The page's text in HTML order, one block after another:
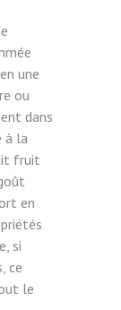
une
ou
dans
à la
fruit
en
si
ce
le